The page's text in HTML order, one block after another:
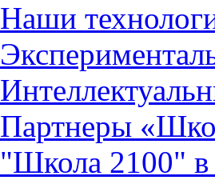
Наши
Партнеры
"Школа 2100" в